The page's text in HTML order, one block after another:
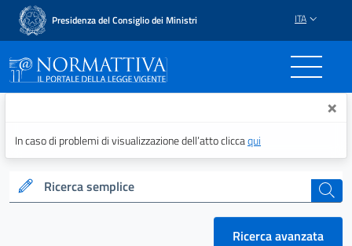
Presidenza del Consiglio dei Ministri ITA
Normattiva - Il portale ×
In caso di problemi di visualizzazione dell’atto cliccaqui
Ricerca semplice cerca
Ricerca avanzata